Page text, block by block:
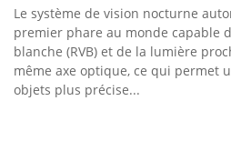
Le système de vision nocturne
premier phare au monde capable
blanche (RVB) et de la lumière
même axe optique, ce qui permet
objets plus précise...